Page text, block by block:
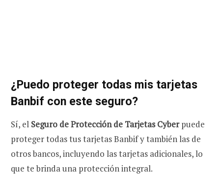
¿Puedo proteger todas mis tarjetas
Banbif con este seguro?
Sí, el Seguro de Protección de Tarjetas Cyberpuede
proteger todas tus tarjetas Banbif y también las de
otros bancos, incluyendo las tarjetas adicionales, lo
que te brinda una protección integral.